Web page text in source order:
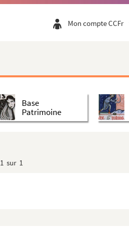
Mon compte CCFr
Base
Patrimoine
1 sur 1